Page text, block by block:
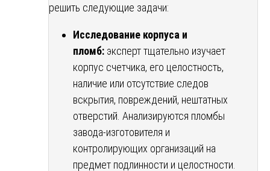
решить следующие задачи:
Исследование корпуса и
пломб: эксперт тщательно изучает
корпус счетчика, его целостность,
наличие или отсутствие следов
вскрытия, повреждений, нештатных
отверстий. Анализируются пломбы
завода-изготовителя и
контролирующих организаций на
предмет подлинности и целостности.